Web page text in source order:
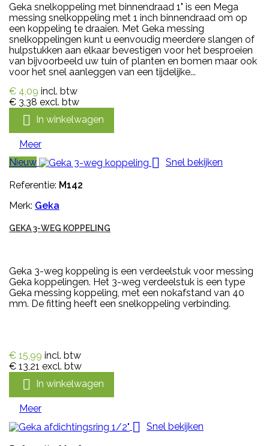
Geka snelkoppeling met binnendraad 1" is een Mega
messing snelkoppeling met 1 inch binnendraad om op
een koppeling te draaien. Met Geka messing
snelkoppelingen kunt u eenvoudig meerdere slangen of
hulpstukken aan elkaar bevestigen voor het besproeien
van bijvoorbeeld uw tuin of planten en bomen maar ook
voor het snel aanleggen van een tijdelijke...
€ 4,09 incl. btw
€ 3,38 excl. btw
 In winkelwagen
Meer
Nieuw
 Snel bekijken
Referentie: M142
Merk: Geka
GEKA 3-WEG KOPPELING
Geka 3-weg koppeling is een verdeelstuk voor messing
Geka koppelingen. Het 3-weg verdeelstuk is een type
Geka messing koppeling, met een nokafstand van 40
mm. De fitting heeft een snelkoppeling verbinding.
€ 15,99 incl. btw
€ 13,21 excl. btw
 In winkelwagen
Meer
 Snel bekijken